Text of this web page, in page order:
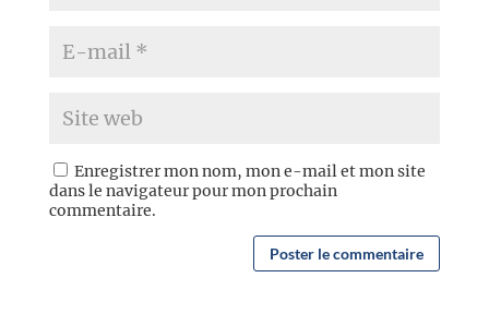
Enregistrer mon nom, mon e-mail et mon site
dans le navigateur pour mon prochain
commentaire.